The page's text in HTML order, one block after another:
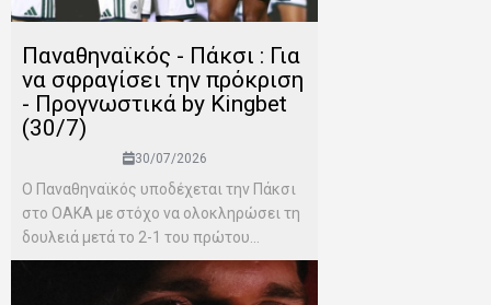
Παναθηναϊκός - Πάκσι : Για
να σφραγίσει την πρόκριση
- Προγνωστικά by Kingbet
(30/7)
30/07/2026
Ο Παναθηναϊκός υποδέχεται την Πάκσι
στο ΟΑΚΑ με στόχο να ολοκληρώσει τη
δουλειά μετά το 2-1 του πρώτου...